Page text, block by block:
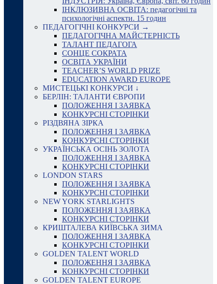
ІНКЛЮЗИВНА ОСВІТА: педагогічні та
психологічні аспекти. 15 годин
ПЕДАГОГІЧНІ КОНКУРСИ →
ПЕДАГОГІЧНА МАЙСТЕРНІСТЬ
ТАЛАНТ ПЕДАГОГА
СОНЦЕ СОКРАТА
ОСВІТА УКРАЇНИ
TEACHER’S WORLD PRIZE
EDUCATION AWARD EUROPE
МИСТЕЦЬКІ КОНКУРСИ ↓
БЕРЛІН: ТАЛАНТИ ЄВРОПИ
ПОЛОЖЕННЯ І ЗАЯВКА
КОНКУРСНІ СТОРІНКИ
РІЗДВЯНА ЗІРКА
ПОЛОЖЕННЯ І ЗАЯВКА
КОНКУРСНІ СТОРІНКИ
УКРАЇНСЬКА ОСІНЬ ЗОЛОТА
ПОЛОЖЕННЯ І ЗАЯВКА
КОНКУРСНІ СТОРІНКИ
LONDON STARS
ПОЛОЖЕННЯ І ЗАЯВКА
КОНКУРСНІ СТОРІНКИ
NEW YORK STARLIGHTS
ПОЛОЖЕННЯ І ЗАЯВКА
КОНКУРСНІ СТОРІНКИ
КРИШТАЛЕВА КИЇВСЬКА ЗИМА
ПОЛОЖЕННЯ І ЗАЯВКА
КОНКУРСНІ СТОРІНКИ
GOLDEN TALENT WORLD
ПОЛОЖЕННЯ І ЗАЯВКА
КОНКУРСНІ СТОРІНКИ
GOLDEN TALENT EUROPE